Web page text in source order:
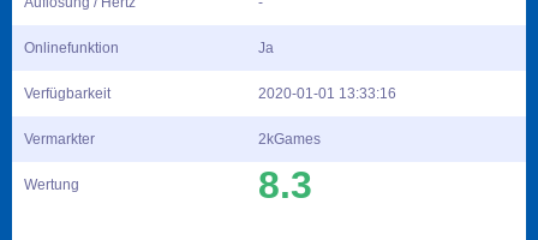
Onlinefunktion Ja
Verfügbarkeit 2020-01-01 13:33:16
Vermarkter 2kGames
Wertung 8.3